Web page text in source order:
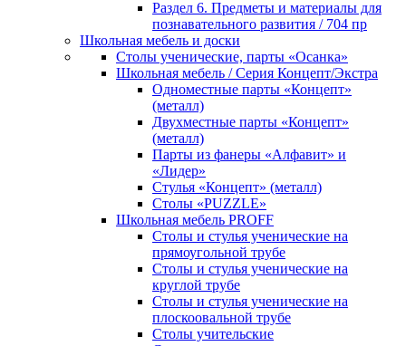
Раздел 6. Предметы и материалы для
познавательного развития / 704 пр
Школьная мебель и доски
Столы ученические, парты «Осанка»
Школьная мебель / Серия Концепт/Экстра
Одноместные парты «Концепт»
(металл)
Двухместные парты «Концепт»
(металл)
Парты из фанеры «Алфавит» и
«Лидер»
Стулья «Концепт» (металл)
Столы «PUZZLE»
Школьная мебель PROFF
Столы и стулья ученические на
прямоугольной трубе
Столы и стулья ученические на
круглой трубе
Столы и стулья ученические на
плоскоовальной трубе
Столы учительские